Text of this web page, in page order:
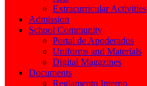
Extracurricular Activities
Admission
School Community
Portal de Apoderados
Uniforms and Materials
Digital Magazines
Documents
Reglamento Interno